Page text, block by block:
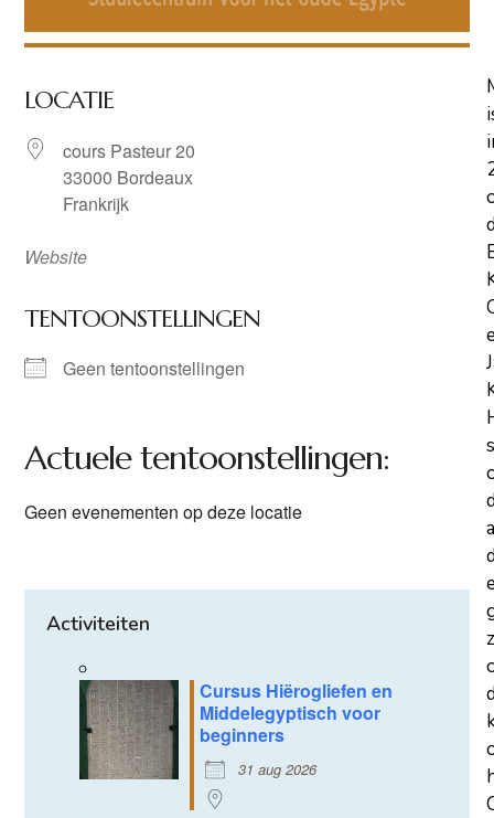
LOCATIE
cours Pasteur 20
33000 Bordeaux
Frankrijk
Website
TENTOONSTELLINGEN
Geen tentoonstellingen
Actuele tentoonstellingen:
Geen evenementen op deze locatie
Activiteiten
Cursus Hiërogliefen en
Middelegyptisch voor
beginners
31 aug 2026